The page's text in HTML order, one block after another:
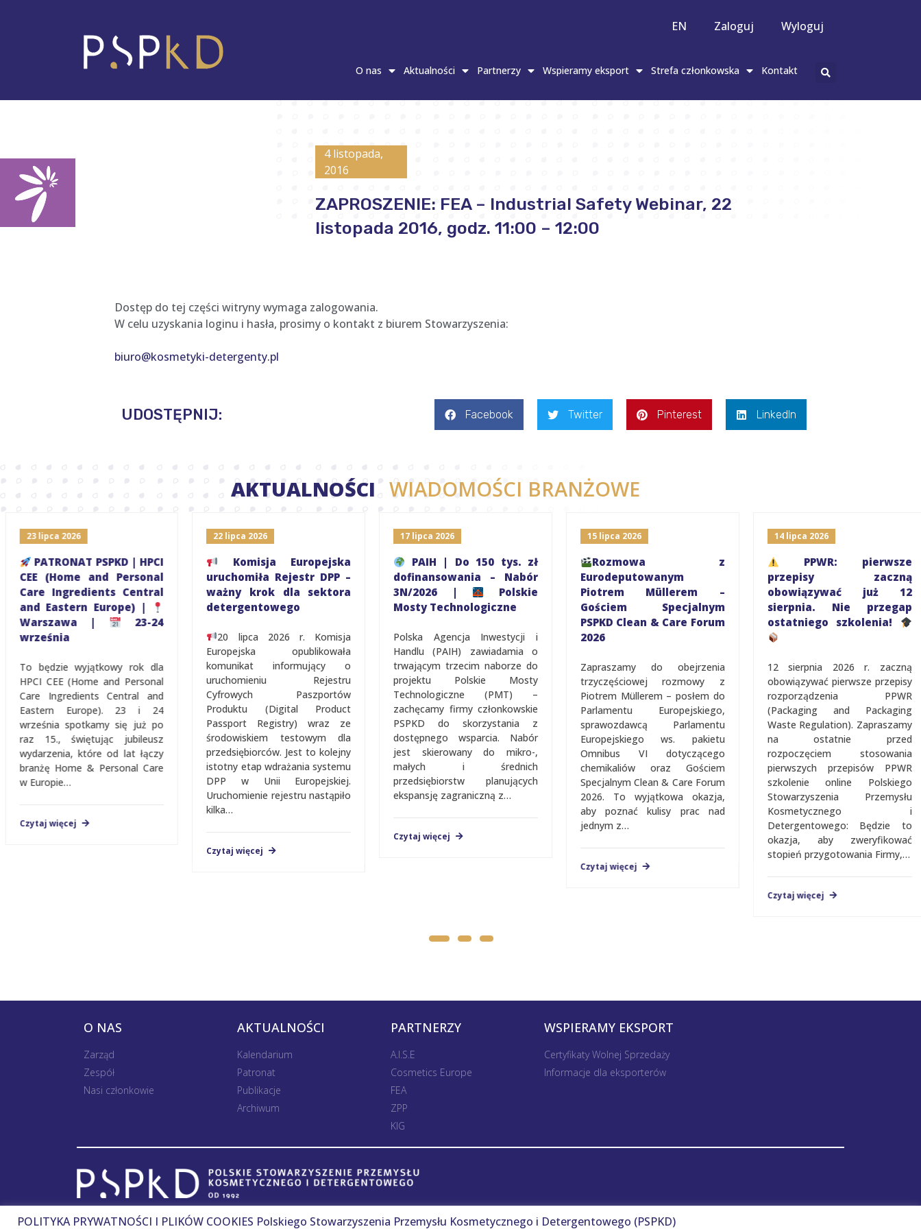
EN Zaloguj Wyloguj
O nas Aktualności Partnerzy Wspieramy eksport Strefa członkowska Kontakt
4 listopada,
2016
ZAPROSZENIE: FEA – Industrial Safety Webinar, 22
listopada 2016, godz. 11:00 – 12:00
Dostęp do tej części witryny wymaga zalogowania.
W celu uzyskania loginu i hasła, prosimy o kontakt z biurem Stowarzyszenia:
biuro@kosmetyki-detergenty.pl
UDOSTĘPNIJ: Facebook Twitter Pinterest LinkedIn
AKTUALNOŚCI WIADOMOŚCI BRANŻOWE
23 lipca 2026
PATRONAT PSPKD | HPCI
CEE (Home and Personal
Care Ingredients Central
and Eastern Europe) |
Warszawa |
23-24
września
To będzie wyjątkowy rok dla
HPCI CEE (Home and Personal
Care Ingredients Central and
Eastern Europe). 23 i 24
września spotkamy się już po
raz 15., świętując jubileusz
wydarzenia, które od lat łączy
branżę Home & Personal Care
w Europie…
Czytaj więcej
22 lipca 2026
Komisja Europejska
uruchomiła Rejestr DPP –
ważny krok dla sektora
detergentowego
20 lipca 2026 r. Komisja
Europejska opublikowała
komunikat informujący o
uruchomieniu Rejestru
Cyfrowych Paszportów
Produktu (Digital Product
Passport Registry) wraz ze
środowiskiem testowym dla
przedsiębiorców. Jest to kolejny
istotny etap wdrażania systemu
DPP w Unii Europejskiej.
Uruchomienie rejestru nastąpiło
kilka…
Czytaj więcej
17 lipca 2026
PAIH | Do 150 tys. zł
dofinansowania – Nabór
3N/2026 |
Polskie
Mosty Technologiczne
Polska Agencja Inwestycji i
Handlu (PAIH) zawiadamia o
trwającym trzecim naborze do
projektu Polskie Mosty
Technologiczne (PMT) –
zachęcamy firmy członkowskie
PSPKD do skorzystania z
dostępnego wsparcia. Nabór
jest skierowany do mikro-,
małych i średnich
przedsiębiorstw planujących
ekspansję zagraniczną z…
Czytaj więcej
15 lipca 2026
Rozmowa z
Eurodeputowanym
Piotrem Müllerem –
Gościem Specjalnym
PSPKD Clean & Care Forum
2026
Zapraszamy do obejrzenia
trzyczęściowej rozmowy z
Piotrem Müllerem – posłem do
Parlamentu Europejskiego,
sprawozdawcą Parlamentu
Europejskiego ws. pakietu
Omnibus VI dotyczącego
chemikaliów oraz Gościem
Spec­­­­jalnym Clean & Care Forum
2026. To wyjątkowa okazja,
aby poznać kulisy prac nad
jednym z…
Czytaj więcej
14 lipca 2026
PPWR: pierwsze
przepisy zaczną
obowiązywać już 12
sierpnia. Nie przegap
ostatniego szkolenia!
12 sierpnia 2026 r. zaczną
obowiązywać pierwsze przepisy
rozporządzenia PPWR
(Packaging and Packaging
Waste Regulation). Zapraszamy
na ostatnie przed
rozpoczęciem stosowania
pierwszych przepisów PPWR
szkolenie online Polskiego
Stowarzyszenia Przemysłu
Kosmetycznego i
Detergentowego: Będzie to
okazja, aby zweryfikować
stopień przygotowania Firmy,…
Czytaj więcej
O NAS
Zarząd
Zespół
Nasi członkowie
AKTUALNOŚCI
Kalendarium
Patronat
Publikacje
Archiwum
PARTNERZY
A.I.S.E
Cosmetics Europe
FEA
ZPP
KIG
WSPIERAMY EKSPORT
Certyfikaty Wolnej Sprzedaży
Informacje dla eksporterów
POLITYKA PRYWATNOŚCI I PLIKÓW COOKIES Polskiego Stowarzyszenia Przemysłu Kosmetycznego i Detergentowego (PSPKD)